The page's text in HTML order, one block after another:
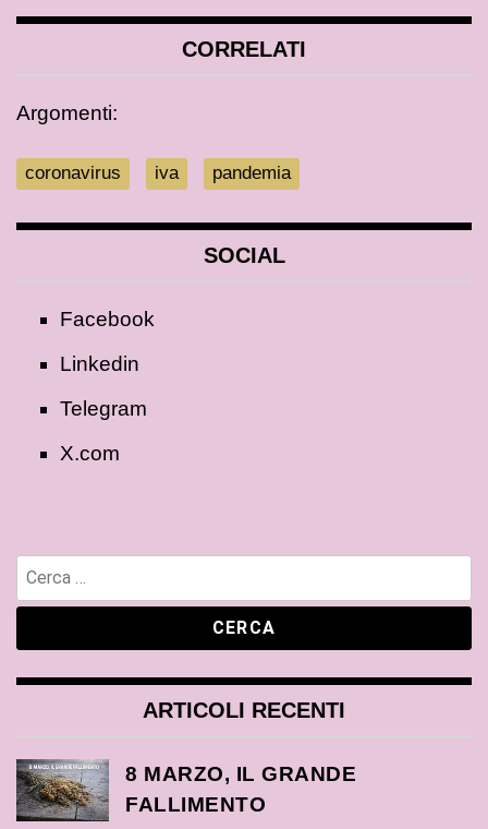
CORRELATI
Argomenti:
coronavirus iva pandemia
SOCIAL
Facebook
Linkedin
Telegram
X.com
ARTICOLI RECENTI
8 MARZO, IL GRANDE
FALLIMENTO